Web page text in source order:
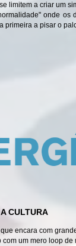
limitem a criar um
onde os
primeira a pisar o
CULTURA
encara com
um mero loop